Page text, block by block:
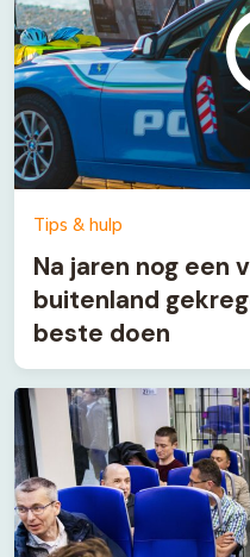
Tips & hulp
Na jaren nog een
buitenland
beste doen